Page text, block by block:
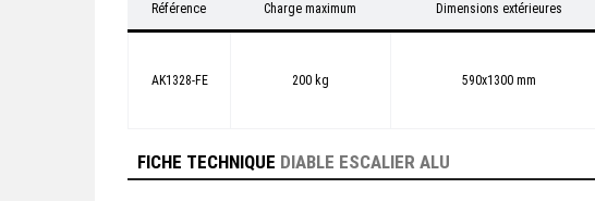
Référence Charge maximum Dimensions extérieures
AK1328-FE 200 kg 590x1300 mm
FICHE TECHNIQUE DIABLE ESCALIER ALU